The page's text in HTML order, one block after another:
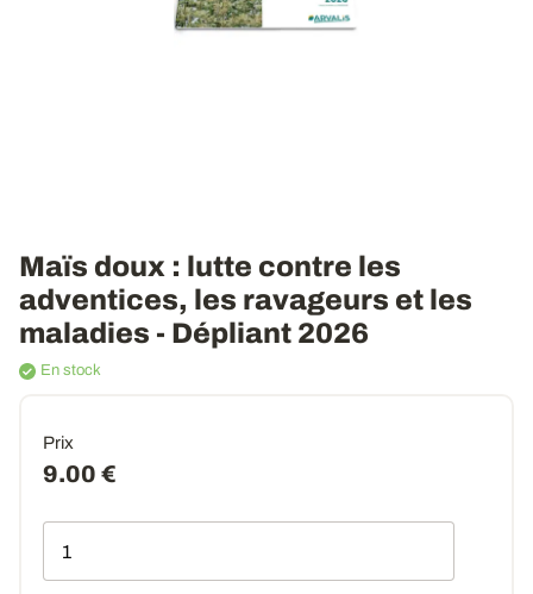
Maïs doux : lutte contre les
adventices, les ravageurs et les
maladies - Dépliant 2026
En stock
Prix
9.00 €